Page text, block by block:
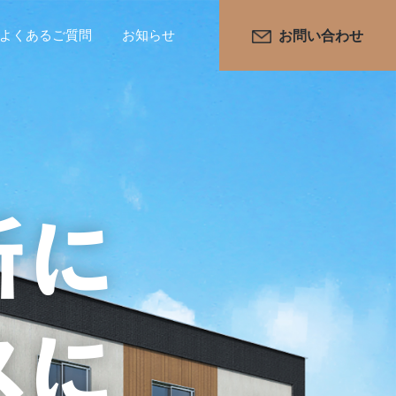
よくあるご質問 お知らせ お問い合わせ